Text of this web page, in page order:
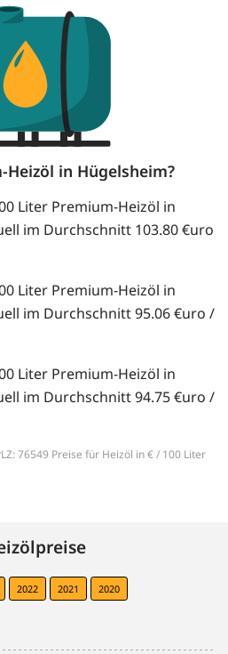
in Hügelsheim?
Liter Premium-Heizöl in
im Durchschnitt 103.80 €uro
Liter Premium-Heizöl in
im Durchschnitt 95.06 €uro /
Liter Premium-Heizöl in
im Durchschnitt 94.75 €uro /
76549 Preise für Heizöl in € / 100 Liter
2022 2021
2020